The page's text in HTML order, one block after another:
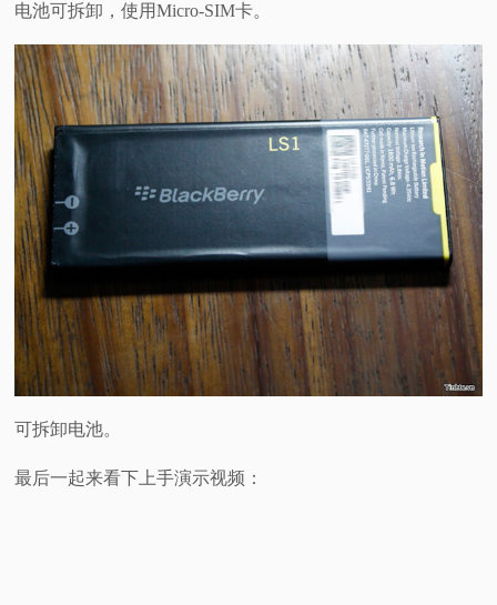
电池可拆卸，使用Micro-SIM卡。
可拆卸电池。
最后一起来看下上手演示视频：